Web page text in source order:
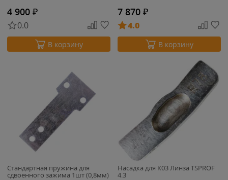
4 900 ₽
0.0
В корзину
7 870 ₽
4.0
В корзину
Стандартная пружина для
сдвоенного зажима 1шт (0,8мм)
Насадка для К03 Линза TSPROF
4.3